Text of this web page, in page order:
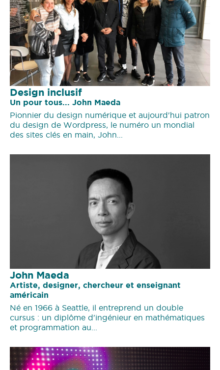
Design inclusif
Un pour tous... John Maeda
Pionnier du design numérique et aujourd'hui patron
du design de Wordpress, le numéro un mondial
des sites clés en main, John...
John Maeda
Artiste, designer, chercheur et enseignant
américain
Né en 1966 à Seattle, il entreprend un double
cursus : un diplôme d'ingénieur en mathématiques
et programmation au...